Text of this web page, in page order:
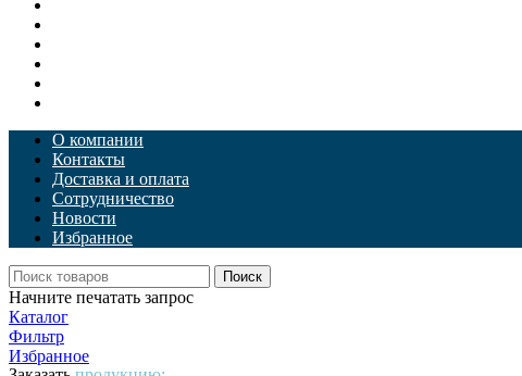
О компании
Контакты
Доставка и оплата
Сотрудничество
Новости
Избранное
Поиск
Начните печатать запрос
Каталог
Фильтр
Избранное